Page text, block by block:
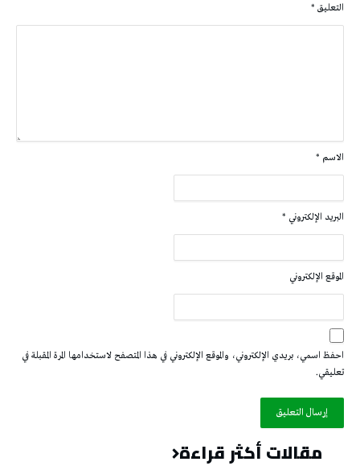
التعليق *
الاسم *
البريد الإلكتروني *
الموقع الإلكتروني
احفظ اسمي، بريدي الإلكتروني، والموقع الإلكتروني في هذا المتصفح لاستخدامها المرة المقبلة في
تعليقي.
مقالات أكثر قراءة